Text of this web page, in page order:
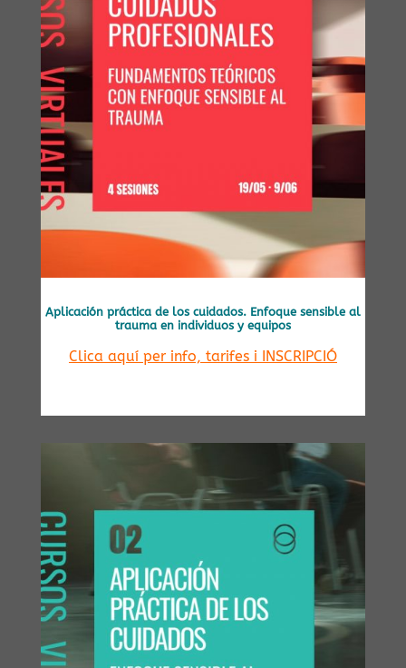
Aplicación práctica de los cuidados. Enfoque sensible al
trauma en individuos y equipos
Clica aquí per info, tarifes i INSCRIPCIÓ